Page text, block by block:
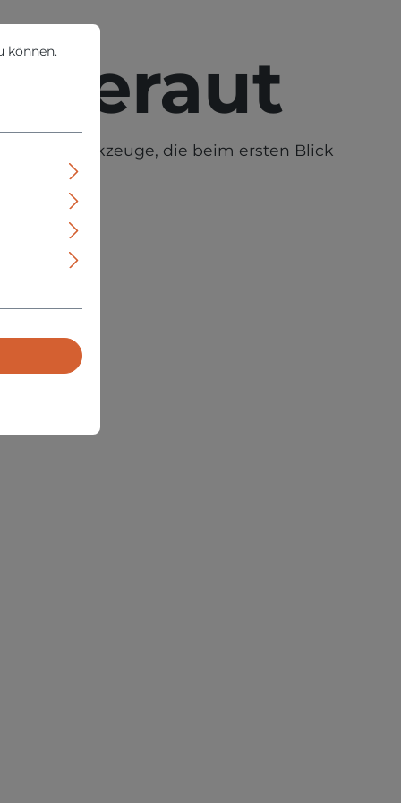
geraut
Werkzeuge, die beim ersten Blick
Mehr Informationen ...
können.